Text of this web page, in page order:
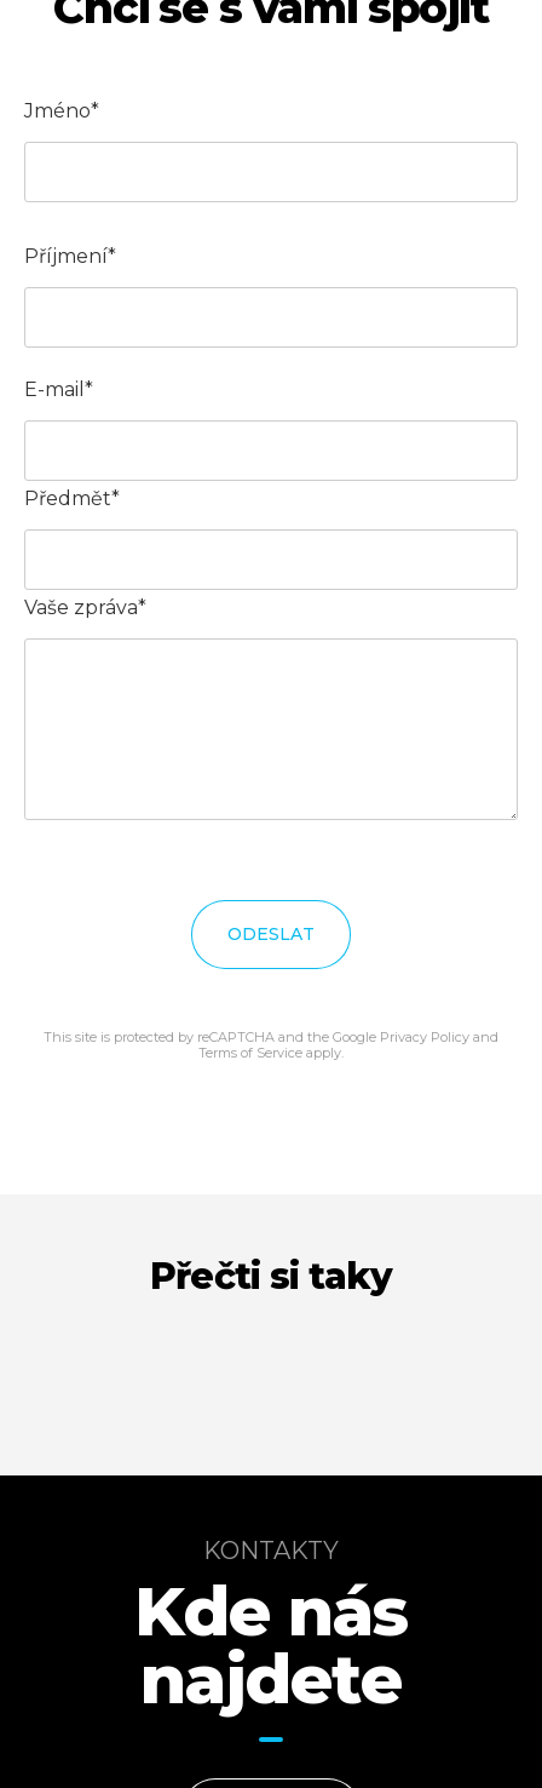
Jméno*
Příjmení*
E-mail*
Předmět*
Vaše zpráva*
ODESLAT
This site is protected by reCAPTCHA and the Google Privacy Policy and
Terms of Service apply.
Přečti si taky
KONTAKTY
Kde nás
najdete